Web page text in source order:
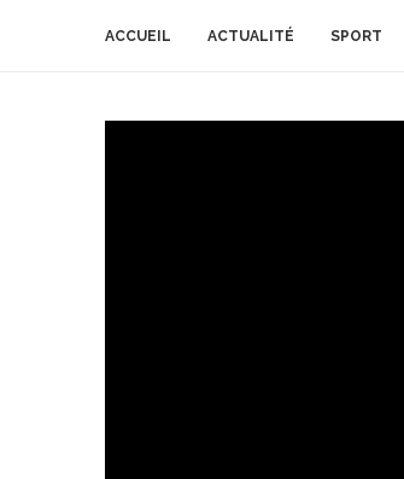
ACCUEIL ACTUALITÉ SPORT